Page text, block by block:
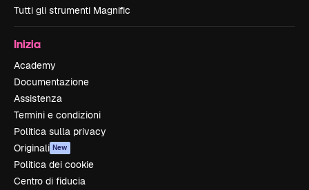
Tutti gli strumenti Magnific
Inizia
Academy
Documentazione
Assistenza
Termini e condizioni
Politica sulla privacy
Originali New
Politica dei cookie
Centro di fiducia